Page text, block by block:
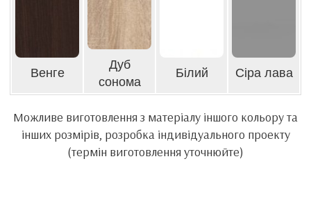
Венге
Дуб
сонома
Білий Сіра лава
Можливе виготовлення з матеріалу іншого кольору та
інших розмірів, розробка індивідуального проекту
(термін виготовлення уточнюйте)